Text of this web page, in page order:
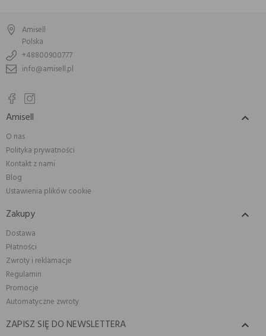
Amisell
Polska
+48800900777
info@amisell.pl
Amisell 
O nas
Polityka prywatności
Kontakt z nami
Blog
Ustawienia plików cookie
Zakupy 
Dostawa
Płatności
Zwroty i reklamacje
Regulamin
Promocje
Automatyczne zwroty
ZAPISZ SIĘ DO NEWSLETTERA 